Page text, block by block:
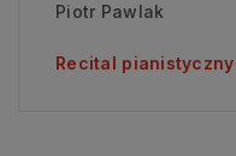
Piotr Pawlak
Recital